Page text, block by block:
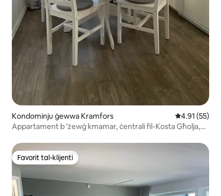
Kondominju ġewwa Kramfors Rating
4.91 (55)
Appartament b 'żewġ kmamar, ċentrali fil-Kosta Għolja,
Favorit tal-klijenti
Favorit tal-klijenti